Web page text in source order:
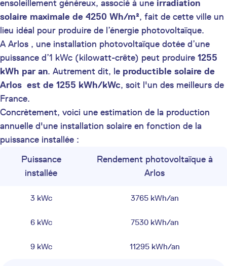
ensoleillement généreux, associé à une irradiation
solaire maximale de 4250 Wh/m², fait de cette ville un
lieu idéal pour produire de l’énergie photovoltaïque.
A Arlos , une installation photovoltaïque dotée d’une
puissance d’1 kWc (kilowatt-crête) peut produire 1255
kWh par an. Autrement dit, le productible solaire de
Arlos est de 1255 kWh/kWc, soit l'un des meilleurs de
France.
Concrètement, voici une estimation de la production
annuelle d'une installation solaire en fonction de la
puissance installée :
Puissance
installée
Rendement photovoltaïque à
Arlos
3 kWc 3765 kWh/an
6 kWc 7530 kWh/an
9 kWc 11295 kWh/an